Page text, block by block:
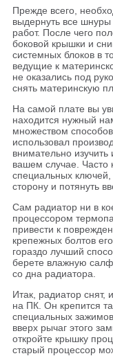
Прежде всего,
выдернуть все
работ. После чего
боковой крышки и
системных блоков в
ведущие к
не оказались под
снять материнскую
На самой плате вы
находится нужный
множеством
использовал
внимательно
вашем случае. Часто
специальных ключей,
сторону и потянуть
Сам радиатор ни в
процессором
привести к
крепежных болтов
гораздо лучший
берете влажную
со дна радиатора.
Итак, радиатор снят,
на ПК. Он крепится
специальных
вверх рычаг этого
откройте крышку
старый процессор